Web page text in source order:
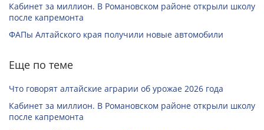
Кабинет за миллион. В Романовском районе открыли школу
после капремонта
ФАПы Алтайского края получили новые автомобили
Еще по теме
Что говорят алтайские аграрии об урожае 2026 года
Кабинет за миллион. В Романовском районе открыли школу
после капремонта